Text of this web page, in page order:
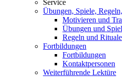
Service
Übungen, Spiele,
Motivieren und
Übungen und
Regeln und Rituale
Fortbildungen
Fortbildungen
Kontaktpersonen
Weiterführende Lektüre